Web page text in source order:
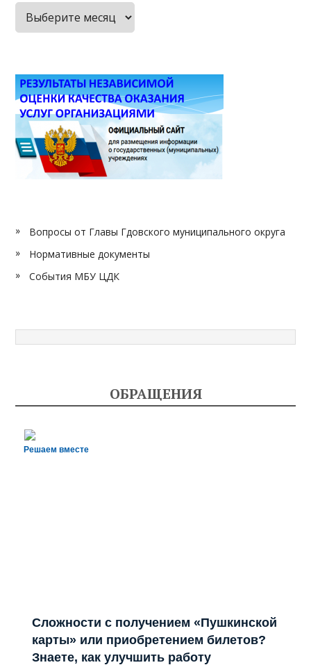
Архив
публикаций
Вопросы от Главы Гдовского муниципального округа
Нормативные документы
События МБУ ЦДК
ОБРАЩЕНИЯ
Решаем вместе
Сложности с получением «Пушкинской
карты» или приобретением билетов?
Знаете, как улучшить работу